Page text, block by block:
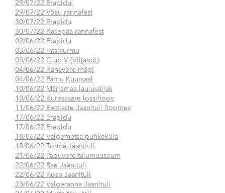
29/07/22 Erapidu'
29/07/22 Võsu rannafest
30/07/22 Erapidu
30/07/22 Kasepää rannafest
02/06/22 Erapidu
03/06/22 Intsikurmu
03/06/22 Club V (Viljandi)
04/06/22 Kanavere mägi
04/06/22 Pärnu Kuursaal
10/06/22 Märjamaa lauluväljak
10/06/22 Kuressaare lossihoov
11/06/22 Eestlaste Jaanituli Soomes
17/06/22 Erapidu
17/06/22 Erapidu
18/06/22 Valgemetsa puhkeküla
18/06/22 Torma Jaanituli
21/06/22 Paduvere talumuuseum
22/06/22 Rae Jaanituli
22/06/22 Kose Jaanituli
23/06/22 Valgeranna Jaanituli